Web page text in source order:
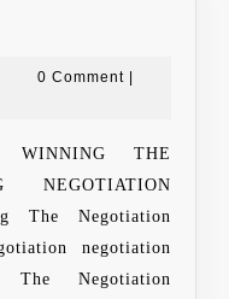
0 Comment
WINNING THE
NEGOTIATION
The Negotiation
negotiation
The Negotiation